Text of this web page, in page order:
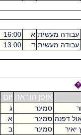
עבודה מעשית א 16:00
עבודה מעשית ד 13:00
אופן הוראה יום
סמינר ג
דפנה סמינר א
יאיר
סמינר ב